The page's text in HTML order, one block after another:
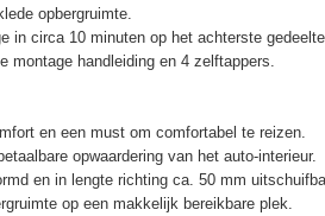
opbergruimte.
in circa 10 minuten op het achterste
montage handleiding en 4 zelftappers.
en een must om comfortabel te reizen.
opwaardering van het auto-interieur.
en in lengte richting ca. 50 mm
op een makkelijk bereikbare plek.